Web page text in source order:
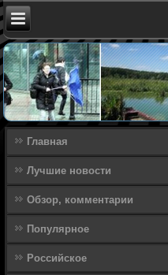
Главная
Лучшие новости
Обзор, комментарии
Популярное
Российское